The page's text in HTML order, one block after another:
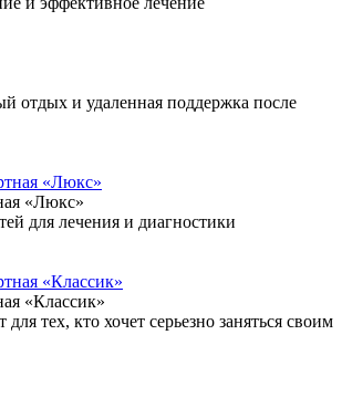
отдых и удаленная поддержка после
«Люкс»
для лечения и диагностики
«Классик»
тех, кто хочет серьезно заняться своим